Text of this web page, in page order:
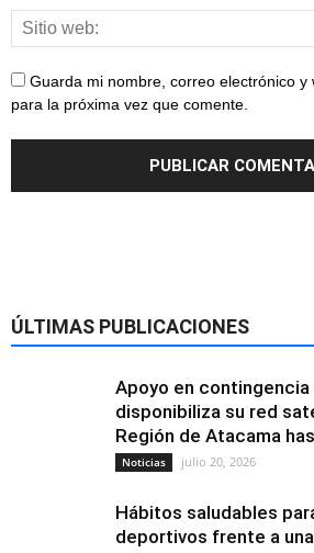
Guarda mi nombre, correo electrónico y
para la próxima vez que comente.
ÚLTIMAS PUBLICACIONES
Apoyo en
disponibiliza su red
Región de Atacama
Noticias julio 20, 2026
Hábitos saludables
deportivos frente a